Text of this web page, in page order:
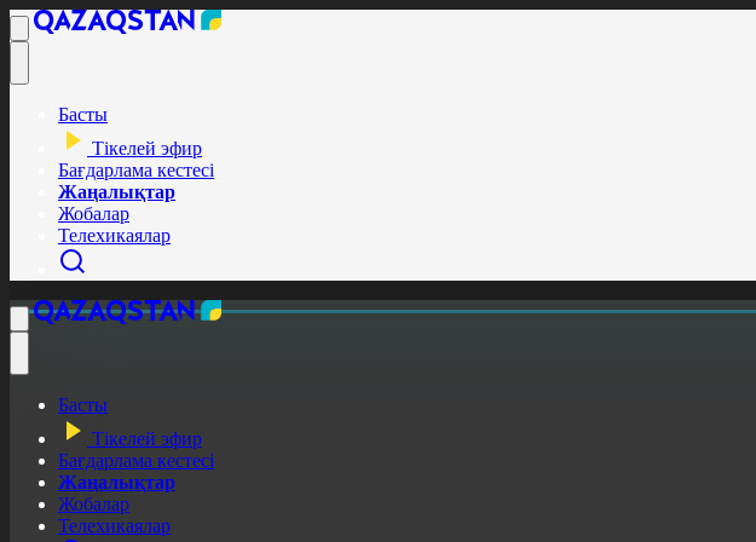
Басты
Тікелей эфир
Бағдарлама кестесі
Жаңалықтар
Жобалар
Телехикаялар
Басты
Тікелей эфир
Бағдарлама кестесі
Жаңалықтар
Жобалар
Телехикаялар